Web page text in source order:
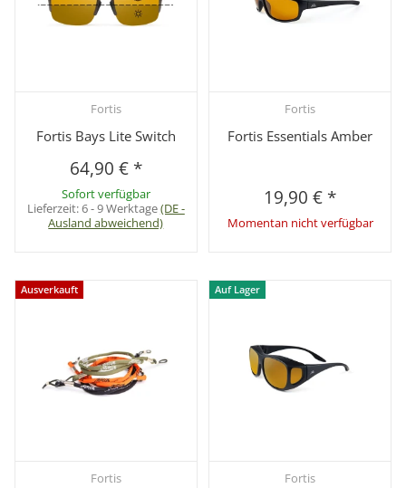
Fortis
Fortis Bays Lite Switch
64,90 € *
Sofort verfügbar
Lieferzeit:6 - 9 Werktage(DE -
Ausland abweichend)
Fortis
Fortis Essentials Amber
19,90 € *
Momentan nicht verfügbar
Ausverkauft
Fortis
Auf Lager
Fortis